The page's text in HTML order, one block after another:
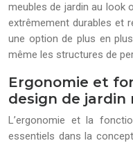
meubles de jardin au look
extrêmement durables et
une option de plus en
même les structures de
Ergonomie et
design de jardin
L’ergonomie et la
essentiels dans la